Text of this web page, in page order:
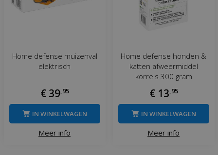
Home defense muizenval
elektrisch
€ 39, 95
Meer info
IN WINKELWAGEN
Home defense honden &
katten afweermiddel
korrels 300 gram
€ 13 95
Meer info
IN WINKELWAGEN